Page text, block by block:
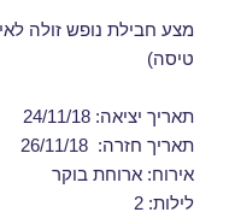
מצע חבילת נופש זולה
טיסה)
תאריך יציאה: 24/11/18
תאריך חזרה: 26/11/18
אירוח: ארוחת בוקר
לילות: 2